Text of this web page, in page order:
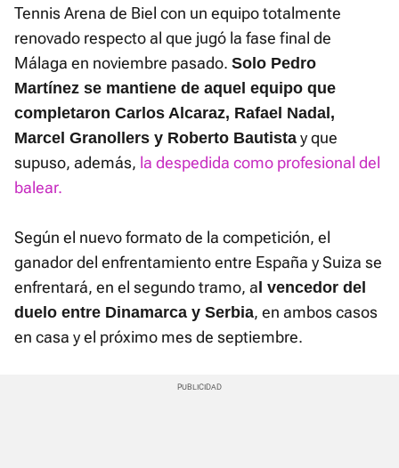
Tennis Arena de Biel con un equipo totalmente
renovado respecto al que jugó la fase final de
Málaga en noviembre pasado. Solo Pedro
Martínez se mantiene de aquel equipo que
completaron Carlos Alcaraz, Rafael Nadal,
Marcel Granollers y Roberto Bautista y que
supuso, además, la despedida como profesional del
balear.
Según el nuevo formato de la competición, el
ganador del enfrentamiento entre España y Suiza se
enfrentará, en el segundo tramo, a l vencedor del
duelo entre Dinamarca y Serbia, en ambos casos
en casa y el próximo mes de septiembre.